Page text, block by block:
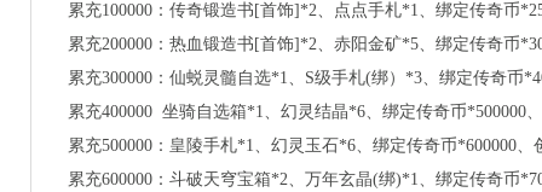
累充100000：传奇锻造书[首饰]*2、点点手札*1、绑定传奇币
累充200000：热血锻造书[首饰]*2、赤阳金矿*5、绑定传奇币
累充300000：仙蜕灵髓自选*1、S级手札(绑）*3、绑定传奇币
累充400000 坐骑自选箱*1、幻灵结晶*6、绑定传奇币*500000
累充500000：皇陵手札*1、幻灵玉石*6、绑定传奇币*600000
累充600000：斗破天穹宝箱*2、万年玄晶(绑)*1、绑定传奇币